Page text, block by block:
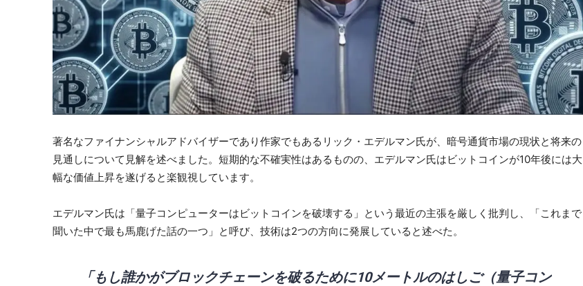
著名なファイナンシャルアドバイザーであり作家でもあるリック・エデルマン氏が、暗号通貨市場の現状と将来の
見通しについて見解を述べました。短期的な不確実性はあるものの、エデルマン氏はビットコインが10年後には大
幅な価値上昇を遂げると楽観視しています。
エデルマン氏は「量子コンピューターはビットコインを破壊する」という最近の主張を厳しく批判し、「これまで
聞いた中で最も馬鹿げた話の一つ」と呼び、技術は2つの方向に発展していると述べた。
「もし誰かがブロックチェーンを破るために10メートルのはしご（量子コン